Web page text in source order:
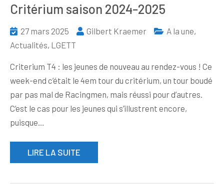
Critérium saison 2024-2025
27 mars 2025 Gilbert Kraemer A la une,
Actualités, LGETT
Criterium T4 : les jeunes de nouveau au rendez-vous ! Ce
week-end c’était le 4em tour du critérium, un tour boudé
par pas mal de Racingmen, mais réussi pour d’autres.
C’est le cas pour les jeunes qui s’illustrent encore,
puisque…
LIRE LA SUITE